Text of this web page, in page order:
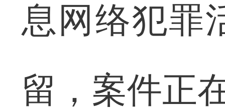
息网络犯罪
留，案件正